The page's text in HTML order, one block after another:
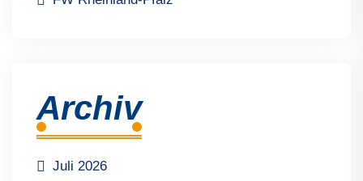
Archiv
Juli 2026